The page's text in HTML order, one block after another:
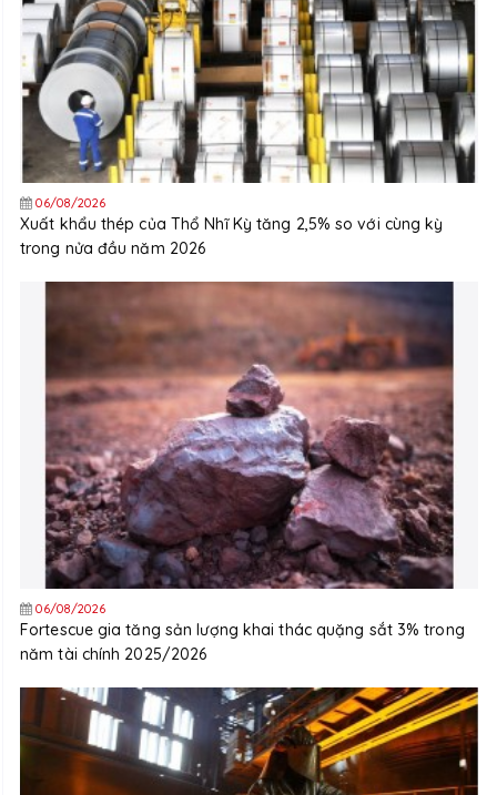
06/08/2026
Xuất khẩu thép của Thổ Nhĩ Kỳ tăng 2,5% so với cùng kỳ
trong nửa đầu năm 2026
06/08/2026
Fortescue gia tăng sản lượng khai thác quặng sắt 3% trong
năm tài chính 2025/2026